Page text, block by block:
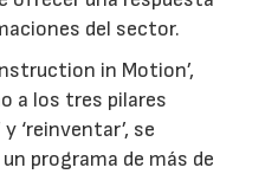
del sector.
in Motion’,
a los tres pilares
y ‘reinventar’, se
programa de más de